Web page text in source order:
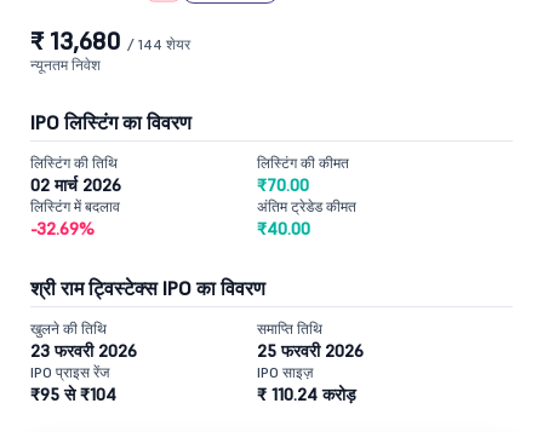
₹ 13,680 / 144 शेयर
न्यूनतम निवेश
IPO लिस्टिंग का विवरण
लिस्टिंग की तिथि
02 मार्च 2026
लिस्टिंग की कीमत
₹70.00
लिस्टिंग में बदलाव
-32.69%
अंतिम ट्रेडेड कीमत
₹40.00
श्री राम ट्विस्टेक्स IPO का विवरण
खुलने की तिथि
23 फरवरी 2026
समाप्ति तिथि
25 फरवरी 2026
IPO प्राइस रेंज
₹95 से ₹104
IPO साइज़
₹ 110.24 करोड़